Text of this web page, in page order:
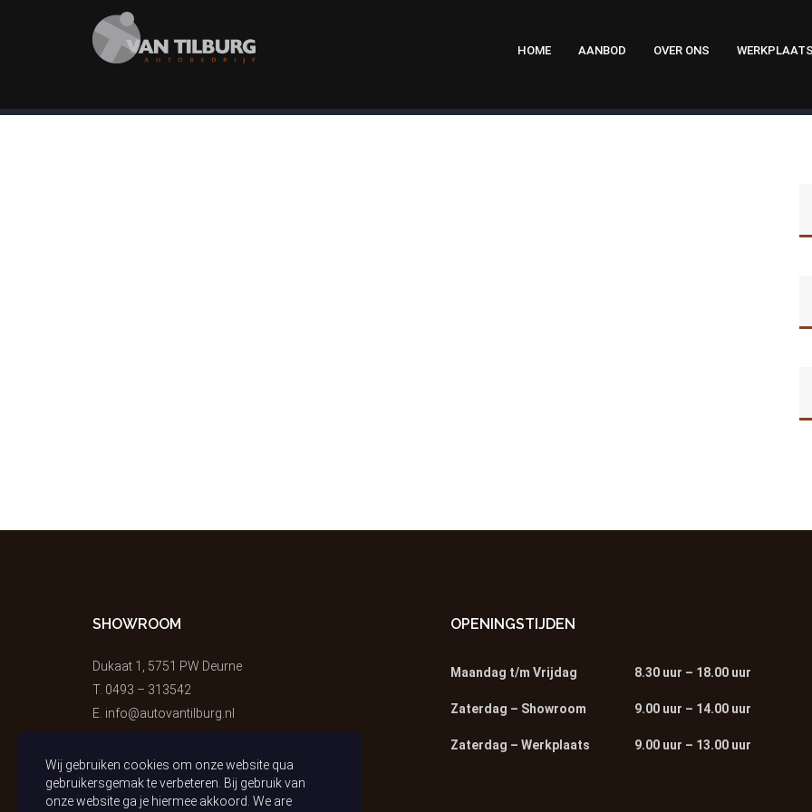
HOME AANBOD OVER ONS WERKPLAATS
SHOWROOM
Dukaat 1, 5751 PW Deurne
T. 0493 – 313542
E. info@autovantilburg.nl
OPENINGSTIJDEN
Maandag t/m Vrijdag 8.30 uur – 18.00 uur
Zaterdag – Showroom 9.00 uur – 14.00 uur
Zaterdag – Werkplaats
9.00 uur – 13.00 uur
Wij gebruiken cookies om onze website qua
gebruikersgemak te verbeteren. Bij gebruik van
onze website ga je hiermee akkoord. We are